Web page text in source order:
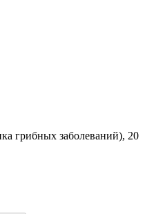
грибных заболеваний), 20